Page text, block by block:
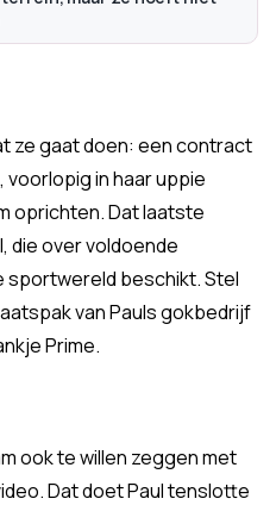
ze gaat doen: een contract
in haar uppie
oprichten. Dat laatste
die over voldoende
sportwereld beschikt. Stel
van Pauls gokbedrijf
Prime.
ook te willen zeggen met
Dat doet Paul tenslotte